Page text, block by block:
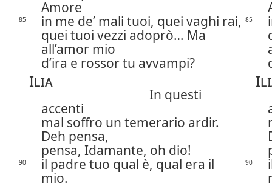
Amore
85 in me de’ mali tuoi, quei vaghi rai, 85
quei tuoi vezzi adoprò… Ma
all’amor mio
d’ira e rossor tu avvampi?
Ilia
In questi
accenti
mal soffro un temerario ardir.
Deh pensa,
pensa, Idamante, oh dio!
90
il padre tuo qual è, qual era il
mio.
90